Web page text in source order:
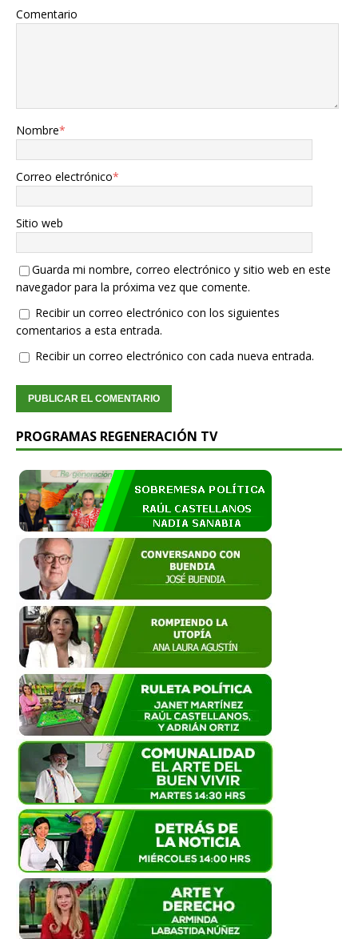
Comentario
Nombre*
Correo electrónico*
Sitio web
Guarda mi nombre, correo electrónico y sitio web en este
navegador para la próxima vez que comente.
Recibir un correo electrónico con los siguientes
comentarios a esta entrada.
Recibir un correo electrónico con cada nueva entrada.
PROGRAMAS REGENERACIÓN TV